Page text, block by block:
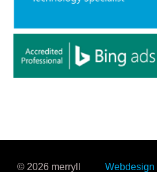
© 2026 merryll Webdesign